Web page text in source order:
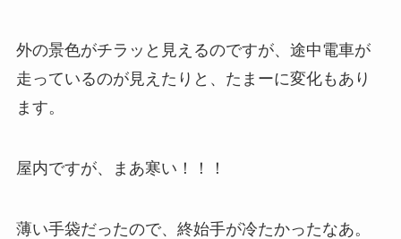
外の景色がチラッと見えるのですが、途中電車が
走っているのが見えたりと、たまーに変化もあり
ます。
屋内ですが、まあ寒い！！！
薄い手袋だったので、終始手が冷たかったなあ。